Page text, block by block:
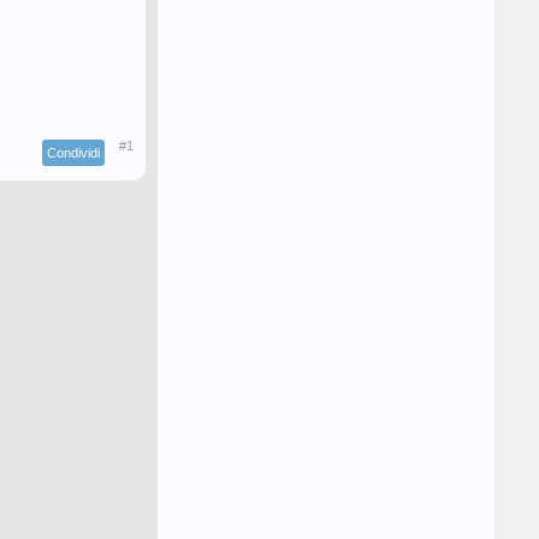
Condividi #1